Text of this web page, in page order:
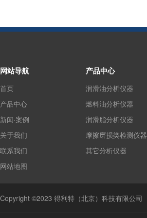
网站导航
首页
产品中心
新闻·案例
关于我们
联系我们
网站地图
产品中心
润滑油分析仪器
燃料油分析仪器
润滑脂分析仪器
摩擦磨损类检测仪器
其它分析仪器
Copyright ©2023 得利特（北京）科技有限公司